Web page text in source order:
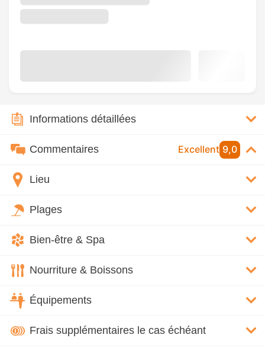
Informations détaillées
Commentaires Excellent 9,0
Lieu
Plages
Bien-être & Spa
Nourriture & Boissons
Équipements
Frais supplémentaires le cas échéant